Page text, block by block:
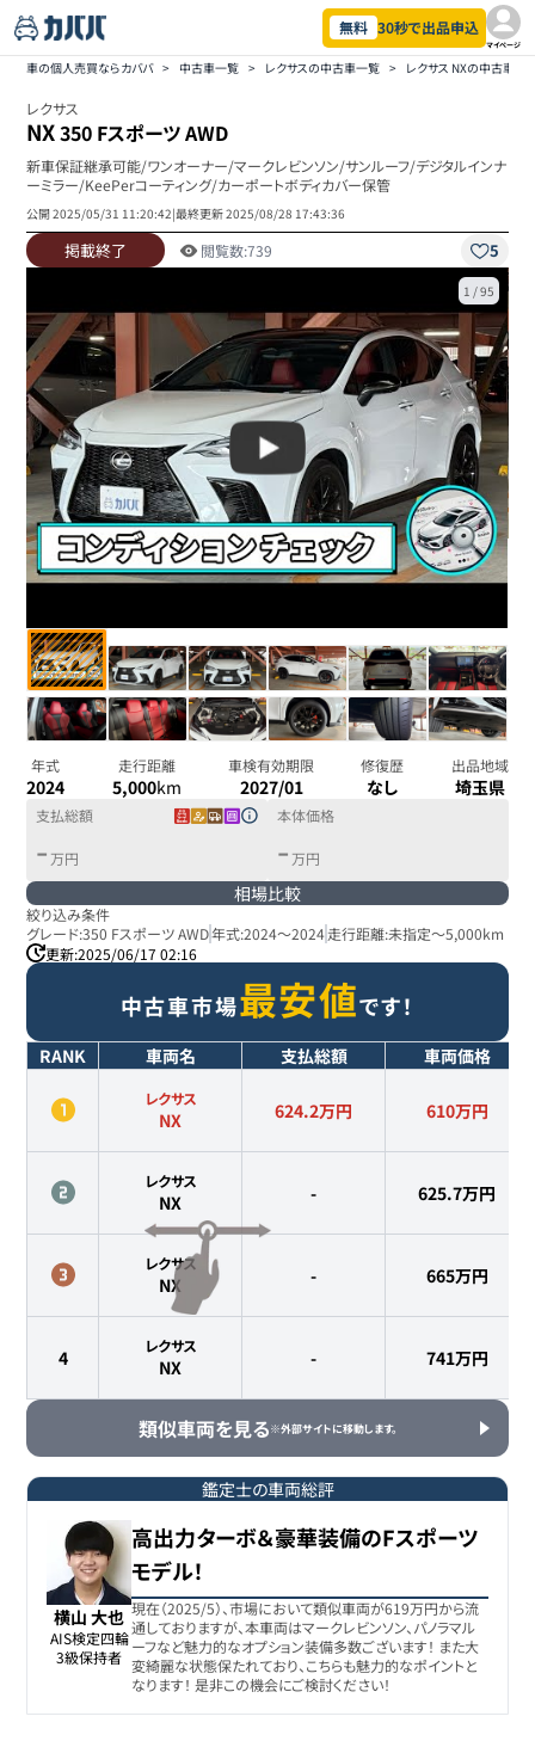
無料 30秒で出品申込
マイページ
車の個人売買ならカババ > 中古車一覧 > レクサスの中古車一覧 > レクサス NXの中古車一
レクサス
NX350 Fスポーツ AWD
新車保証継承可能/ワンオーナー/マークレビンソン/サンルーフ/デジタルインナ
ーミラー/KeePerコーティング/カーポートボディカバー保管
公開2025/05/31 11:20:42|最終更新2025/08/28 17:43:36
掲載終了 閲覧数:739 5
1 /95
年式
2024
走行距離
5,000km
車検有効期限
2027/01
修復歴
なし
出品地域
埼玉県
支払総額
- 万円
本体価格
- 万円
相場比較
絞り込み条件
グレード:350 Fスポーツ AWD年式:2024～2024走行距離:未指定～5,000km
更新:2025/06/17 02:16
中古車市場最安値です！
RANK 車両名 支払総額 車両価格
レクサス
NX 624.2万円 610万円
レクサス
NX - 625.7万円
レクサス
NX - 665万円
4
レクサス
NX - 741万円
類似車両を見る※外部サイトに移動します。
鑑定士の車両総評
横山 大也
AIS検定四輪
3級保持者
高出力ターボ＆豪華装備のFスポーツ
モデル！
現在（2025/5）、市場において類似車両が619万円から流
通しておりますが、本車両はマークレビンソン、パノラマル
ーフなど魅力的なオプション装備多数ございます！ また大
変綺麗な状態保たれており、こちらも魅力的なポイントと
なります！ 是非この機会にご検討ください！